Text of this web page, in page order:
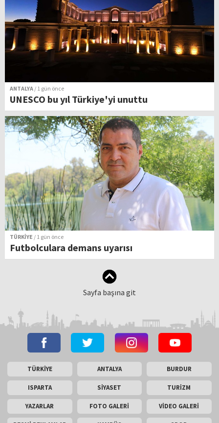
ANTALYA / 1 gün önce
UNESCO bu yıl Türkiye'yi unuttu
TÜRKİYE / 1 gün önce
Futbolculara demans uyarısı
Sayfa başına git
TÜRKİYE ANTALYA BURDUR
ISPARTA SİYASET TURİZM
YAZARLAR FOTO GALERİ VİDEO GALERİ